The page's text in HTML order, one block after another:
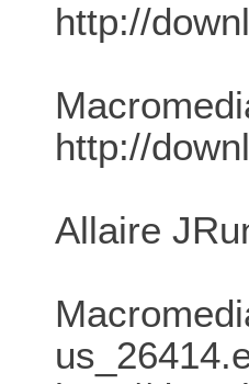
http://
http://
Allaire